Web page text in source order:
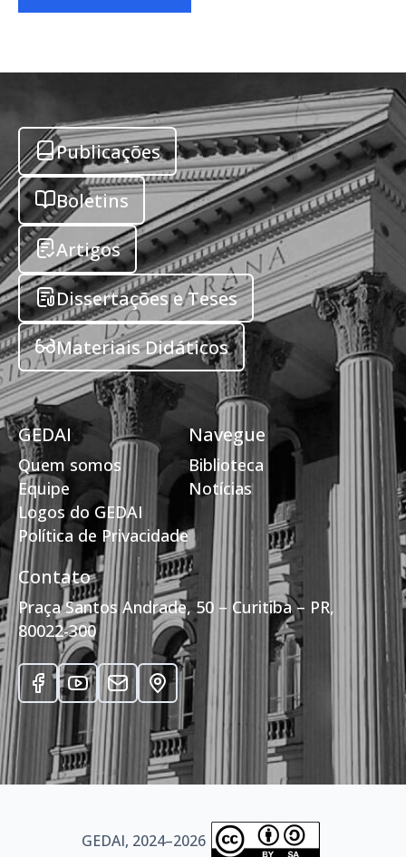
Publicações
Boletins
Artigos
Dissertações e Teses
Materiais Didáticos
GEDAI
Quem somos
Equipe
Logos do GEDAI
Política de Privacidade
Navegue
Biblioteca
Notícias
Contato
Praça Santos Andrade, 50 – Curitiba – PR,
80022-300
GEDAI, 2024–2026